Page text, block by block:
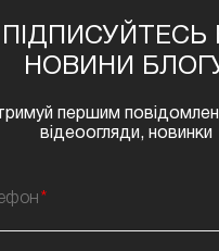
ПІДПИСУЙТЕСЬ
НОВИНИ
першим
відеоогляди, новинки